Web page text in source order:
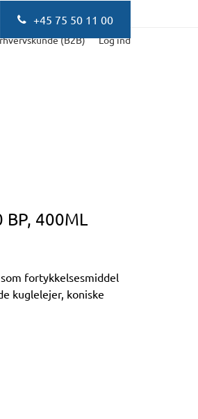
+45 75 50 11 00
(B2B) Log ind
BP, 400ML
fortykkelsesmiddel
kuglelejer, koniske